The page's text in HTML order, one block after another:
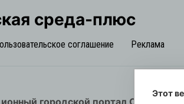
cреда-плюс
соглашение Реклама
городской портал
Этот